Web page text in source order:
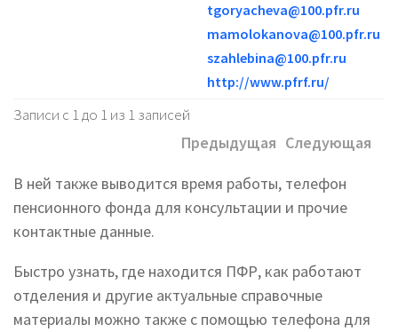
tgoryacheva@100.pfr.ru
mamolokanova@100.pfr.ru
szahlebina@100.pfr.ru
http://www.pfrf.ru/
Записи с 1 до 1 из 1 записей
Предыдущая Следующая
В ней также выводится время работы, телефон
пенсионного фонда для консультации и прочие
контактные данные.
Быстро узнать, где находится ПФР, как работают
отделения и другие актуальные справочные
материалы можно также с помощью телефона для